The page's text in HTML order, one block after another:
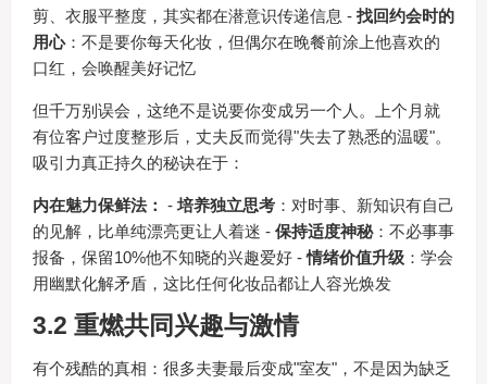
剪、衣服平整度，其实都在潜意识传递信息 - 找回约会时的
用心：不是要你每天化妆，但偶尔在晚餐前涂上他喜欢的
口红，会唤醒美好记忆
但千万别误会，这绝不是说要你变成另一个人。上个月就
有位客户过度整形后，丈夫反而觉得"失去了熟悉的温暖"。
吸引力真正持久的秘诀在于：
内在魅力保鲜法： -培养独立思考：对时事、新知识有自己
的见解，比单纯漂亮更让人着迷 - 保持适度神秘：不必事事
报备，保留10%他不知晓的兴趣爱好 -情绪价值升级：学会
用幽默化解矛盾，这比任何化妆品都让人容光焕发
3.2 重燃共同兴趣与激情
有个残酷的真相：很多夫妻最后变成"室友"，不是因为缺乏